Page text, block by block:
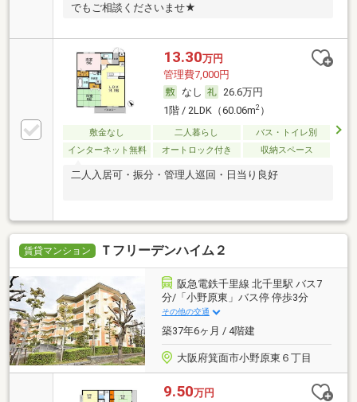
でもご相談くださいませ★
13.30万円
管理費7,000円
なし
26.6万円
1階 / 2LDK（60.06m2）
敷金なし 二人暮らし
バス・トイレ別
インターネット無料
オートロック付き 収納スペース
二人入居可・振分・管理人巡回・日当り良好
賃貸マンション Ｔフリーデンハイム２
阪急電鉄千里線 北千里駅 バス7
分/「小野原東」バス停 停歩3分
その他の交通
築37年6ヶ月 / 4階建
大阪府箕面市小野原東６丁目
9.50万円